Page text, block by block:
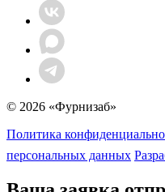
© 2026 «Фурнизаб»
Политика
персональных данных